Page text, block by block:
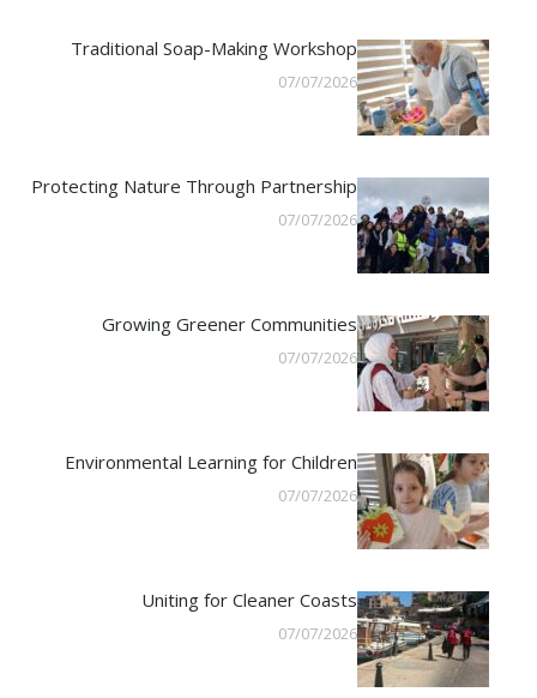
Traditional Soap-Making Workshop
07/07/2026
Protecting Nature Through Partnership
07/07/2026
Growing Greener Communities
07/07/2026
Environmental Learning for Children
07/07/2026
Uniting for Cleaner Coasts
07/07/2026